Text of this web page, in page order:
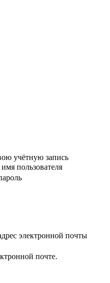
учётную запись
пользователя
электронной почты
почте.